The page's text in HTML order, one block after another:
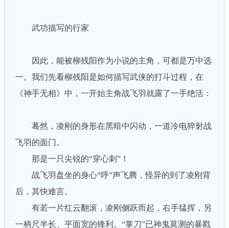
武功描写的行家
因此，能被柳残阳作为小说的主角，可都是万中选
一。我们先看柳残阳是如何描写武侠的打斗过程，在
《神手无相》中，一开始主角战飞羽就露了一手绝活：
蓦然，凌刚的身形在黑暗中闪动，一道冷电猝射战
飞羽的面门。
那是一只尖锐的“穿心刺”！
战飞羽盘坐的身心“呼”声飞腾，怪异的到了凌刚背
后，其快难言。
有若一片红云翻滚，凌刚侧跃而起，右手猛挥，另
一柄尺半长、平面宽的锋利。“掌刀”已神鬼莫测的暴戳